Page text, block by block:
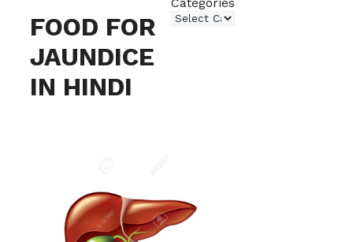
FOOD FOR
JAUNDICE
IN HINDI